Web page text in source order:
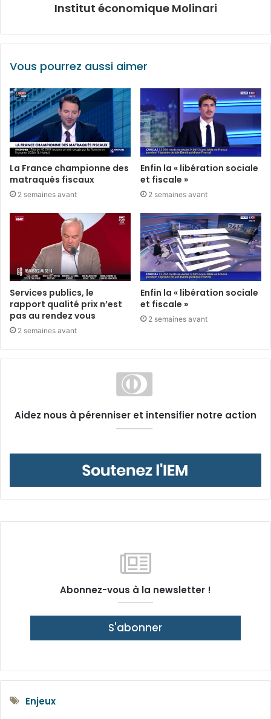
Institut économique Molinari
Vous pourrez aussi aimer
La France championne des
matraqués fiscaux
2 semaines avant
Enfin la « libération sociale
et fiscale »
2 semaines avant
Services publics, le
rapport qualité prix n’est
pas au rendez vous
2 semaines avant
Enfin la « libération sociale
et fiscale »
2 semaines avant
Aidez nous à pérenniser et intensifier notre action
Abonnez-vous à la newsletter !
S'abonner
Enjeux